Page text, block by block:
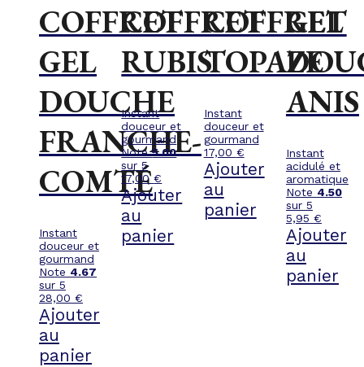
COFFRET
GEL
DOUCHE
FRANCHE-
COMTÉ
Instant
douceur et
gourmand
Note 4.67
sur 5
28,00 €
Ajouter
au
panier
COFFRET
RUBIS
Instant
douceur et
gourmand
Note5.00
sur 5
17,00€
Ajouter
au
panier
COFFRET
TOPAZE
Instant
douceur et
gourmand
17,00 €
Ajouter
au
panier
GEL
ANIS
Instant
acidulé et
aromatique
Note 4.50
sur 5
5,95 €
Ajouter
au
panier